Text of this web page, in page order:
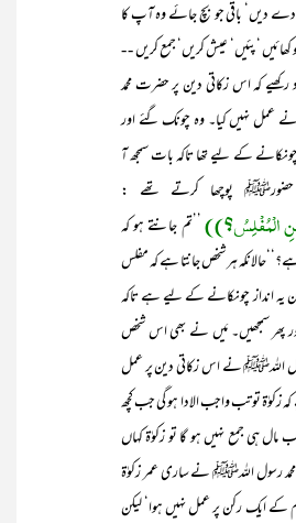
دیں‘ باقی جو بچ جائے وہ آپ کا
‘ پئیں‘ عیش کریں‘ جمع کریں - -
کہ اس زکاتی دین پر حضرت محمد
نہیں کیا۔ وہ چونک گئے اور
چونکانے کے لیے تھا تاکہ بات سمجھ آ
حضورﷺ پوچھا کرتے تھے :
الْمُفْلِسُ؟)) ’’تم جانتے ہو کہ
ہر شخص جانتا ہے کہ مفلس
یہ انداز چونکانے کے لیے ہے تاکہ
پھر سمجھیں۔ مَیں نے بھی اس شخص
اللہﷺ نے اس زکاتی دین پر عمل
زکوٰۃ تو تب واجب الادا ہو گی جب کچھ
مال ہی جمع نہیں ہو گا تو زکوٰۃ کہاں
رسول اللہﷺ نے ساری عمر زکوٰۃ
کے ایک رکن پر عمل نہیں ہوا‘ لیکن